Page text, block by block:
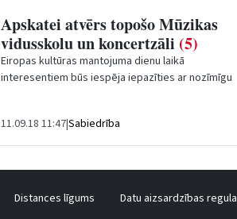
Apskatei atvērs topošo Mūzikas
vidusskolu un koncertzāli (5)
Eiropas kultūras mantojuma dienu laikā
interesentiem būs iespēja iepazīties ar nozīmīgu
11.09.18 11:47|Sabiedrība
Distances līgums Datu aizsardzības regula